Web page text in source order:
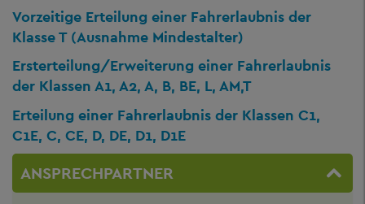
Vorzeitige Erteilung einer Fahrerlaubnis der
Klasse T (Ausnahme Mindestalter)
Ersterteilung/Erweiterung einer Fahrerlaubnis
der Klassen A1, A2, A, B, BE, L, AM,T
Erteilung einer Fahrerlaubnis der Klassen C1,
C1E, C, CE, D, DE, D1, D1E
ANSPRECHPARTNER